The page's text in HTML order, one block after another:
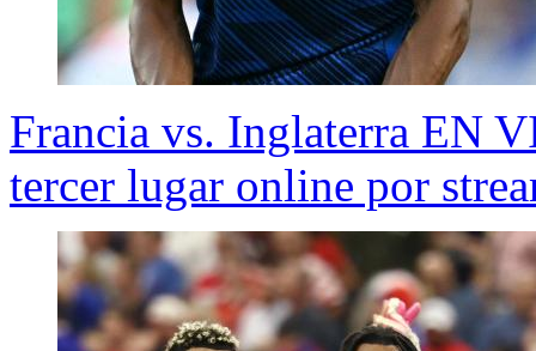
Francia vs. Inglaterra EN
tercer lugar online por